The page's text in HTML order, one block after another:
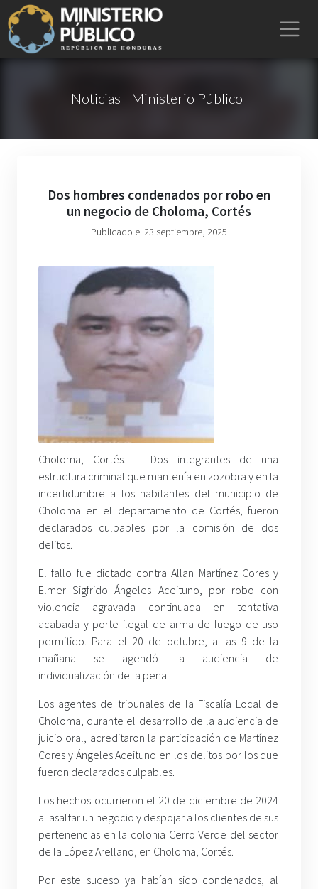
Noticias | Ministerio Público
Dos hombres condenados por robo en
un negocio de Choloma, Cortés
Publicado el 23 septiembre, 2025
Choloma, Cortés. – Dos integrantes de una
estructura criminal que mantenía en zozobra y en la
incertidumbre a los habitantes del municipio de
Choloma en el departamento de Cortés, fueron
declarados culpables por la comisión de dos
delitos.
El fallo fue dictado contra Allan Martínez Cores y
Elmer Sigfrido Ángeles Aceituno, por robo con
violencia agravada continuada en tentativa
acabada y porte ilegal de arma de fuego de uso
permitido. Para el 20 de octubre, a las 9 de la
mañana se agendó la audiencia de
individualización de la pena.
Los agentes de tribunales de la Fiscalía Local de
Choloma, durante el desarrollo de la audiencia de
juicio oral, acreditaron la participación de Martínez
Cores y Ángeles Aceituno en los delitos por los que
fueron declarados culpables.
Los hechos ocurrieron el 20 de diciembre de 2024
al asaltar un negocio y despojar a los clientes de sus
pertenencias en la colonia Cerro Verde del sector
de la López Arellano, en Choloma, Cortés.
Por este suceso ya habían sido condenados, al